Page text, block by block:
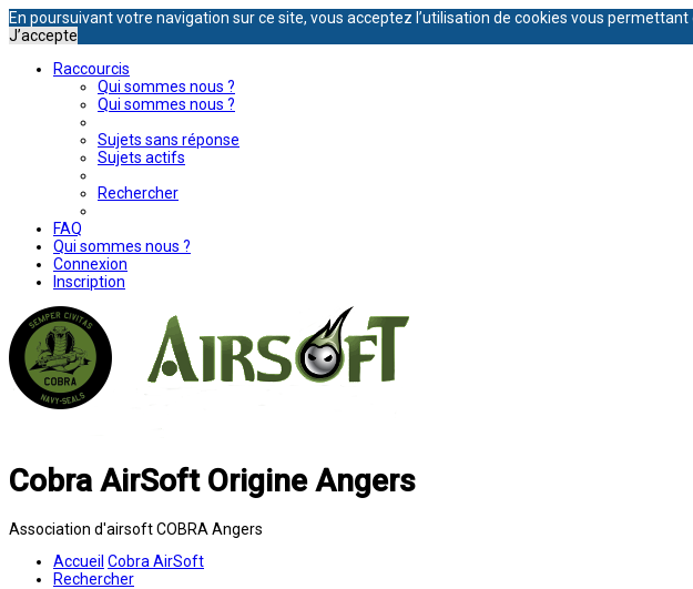
En poursuivant votre navigation sur ce site, vous acceptez l’utilisation de cookies vous
J’accepte
Raccourcis
Qui sommes nous ?
Qui sommes nous ?
Sujets sans réponse
Sujets actifs
Rechercher
FAQ
Qui sommes nous ?
Connexion
Inscription
Cobra AirSoft Origine Angers
Association d'airsoft COBRA Angers
Accueil Cobra AirSoft
Rechercher